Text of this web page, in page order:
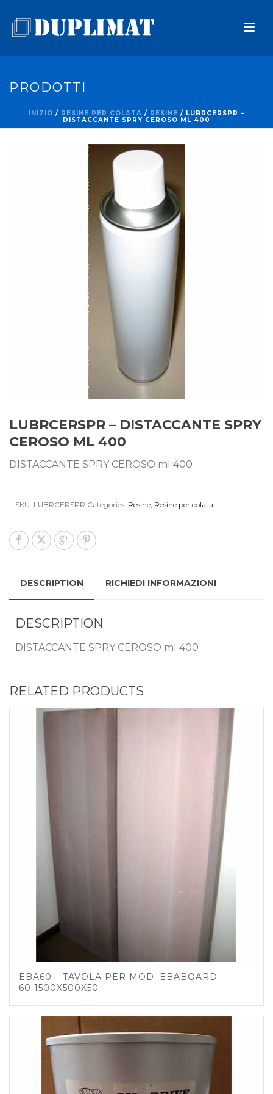
PRODOTTI
INIZIO / RESINE PER COLATA / RESINE / LUBRCERSPR –
DISTACCANTE SPRY CEROSO ML 400
LUBRCERSPR – DISTACCANTE SPRY
CEROSO ML 400
DISTACCANTE SPRY CEROSO ml 400
SKU: LUBRCERSPR Categories: Resine, Resine per colata
DESCRIPTION RICHIEDI INFORMAZIONI
DESCRIPTION
DISTACCANTE SPRY CEROSO ml 400
RELATED PRODUCTS
EBA60 – TAVOLA PER MOD. EBABOARD
60 1500X500X50